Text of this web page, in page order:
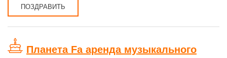
ПОЗДРАВИТЬ
Планета Fa аренда музыкального